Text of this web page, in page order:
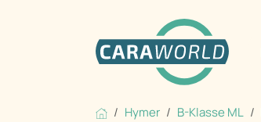
Hymer B-Klasse ML